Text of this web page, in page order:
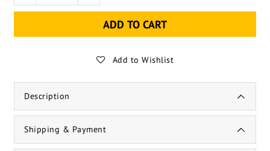
ADD TO CART
Add to Wishlist
Description
Shipping & Payment